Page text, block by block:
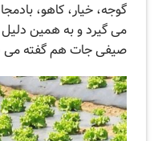
گوجه، خیار، کاهو،
می گیرد و به همین دلیل
صیفی جات هم گفته می